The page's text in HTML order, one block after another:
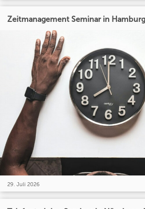
Zeitmanagement Seminar in
29. Juli 2026